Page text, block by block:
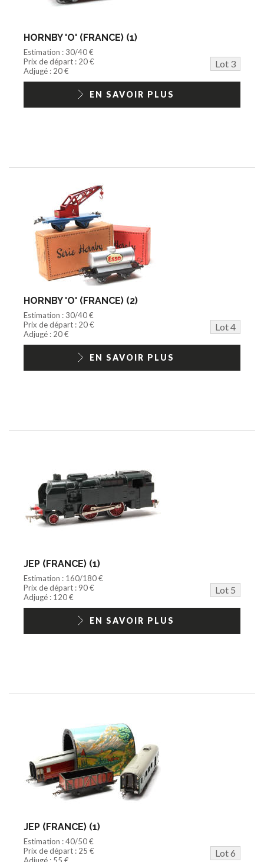
HORNBY 'O' (FRANCE) (1)
Estimation : 30/40 €
Prix de départ : 20 €
Lot 3
Adjugé : 20 €
EN SAVOIR PLUS
HORNBY 'O' (FRANCE) (2)
Estimation : 30/40 €
Prix de départ : 20 €
Lot 4
Adjugé : 20 €
EN SAVOIR PLUS
JEP (FRANCE) (1)
Estimation : 160/180 €
Prix de départ : 90 €
Lot 5
Adjugé : 120 €
EN SAVOIR PLUS
JEP (FRANCE) (1)
Estimation : 40/50 €
Prix de départ : 25 €
Lot 6
Adjugé : 55 €